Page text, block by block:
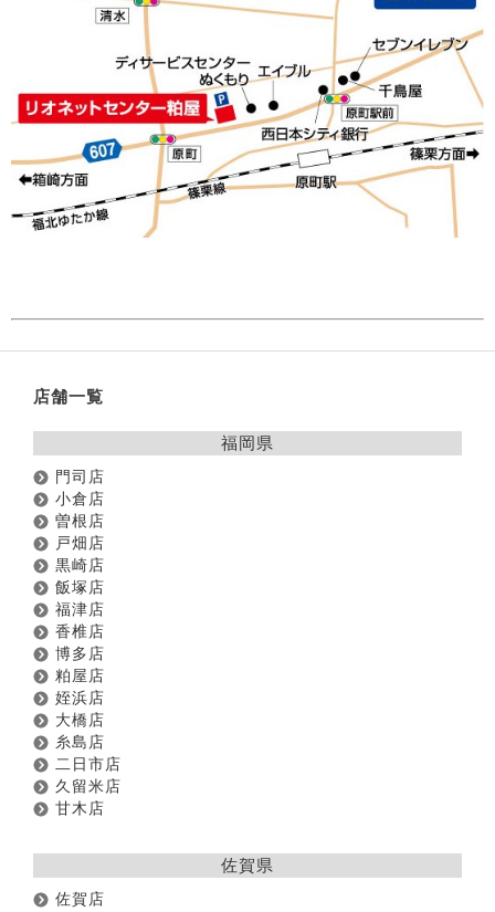
店舗一覧
福岡県
門司店
小倉店
曽根店
戸畑店
黒崎店
飯塚店
福津店
香椎店
博多店
粕屋店
姪浜店
大橋店
糸島店
二日市店
久留米店
甘木店
佐賀県
佐賀店